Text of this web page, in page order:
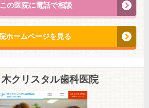
この医院に電話で相談
ホームページを見る
クリスタル歯科医院